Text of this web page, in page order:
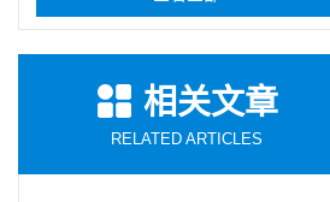
相关文章
RELATED ARTICLES